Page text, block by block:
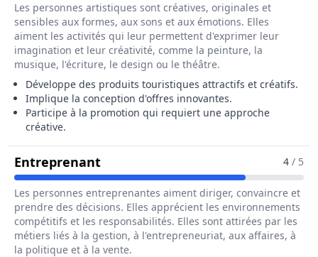
Les personnes artistiques sont créatives, originales et
sensibles aux formes, aux sons et aux émotions. Elles
aiment les activités qui leur permettent d'exprimer leur
imagination et leur créativité, comme la peinture, la
musique, l'écriture, le design ou le théâtre.
Développe des produits touristiques attractifs et créatifs.
Implique la conception d'offres innovantes.
Participe à la promotion qui requiert une approche
créative.
EntreprenantPour Le Métier De Assistant /4 / 5
Les personnes entreprenantes aiment diriger, convaincre et
prendre des décisions. Elles apprécient les environnements
compétitifs et les responsabilités. Elles sont attirées par les
métiers liés à la gestion, à l'entrepreneuriat, aux affaires, à
la politique et à la vente.